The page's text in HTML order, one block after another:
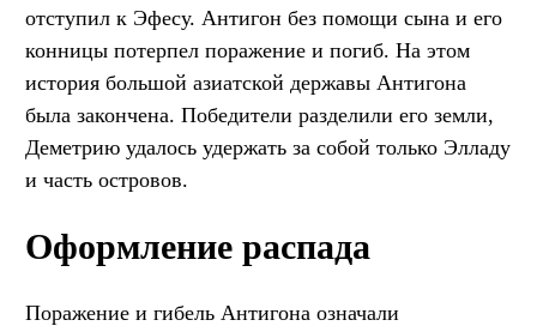
отступил к Эфесу. Антигон без помощи сына и его
конницы потерпел поражение и погиб. На этом
история большой азиатской державы Антигона
была закончена. Победители разделили его земли,
Деметрию удалось удержать за собой только Элладу
и часть островов.
Оформление распада
Поражение и гибель Антигона означали